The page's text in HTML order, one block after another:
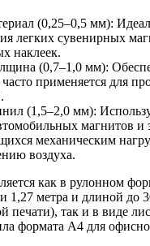
(0,25–0,5 мм):
легких сувенирных
наклеек.
(0,7–1,0 мм):
применяется для
(1,5–2,0 мм):
магнитов и
механическим
воздуха.
как в рулонном
1,27 метра и длиной до
печати), так и в виде
формата А4 для